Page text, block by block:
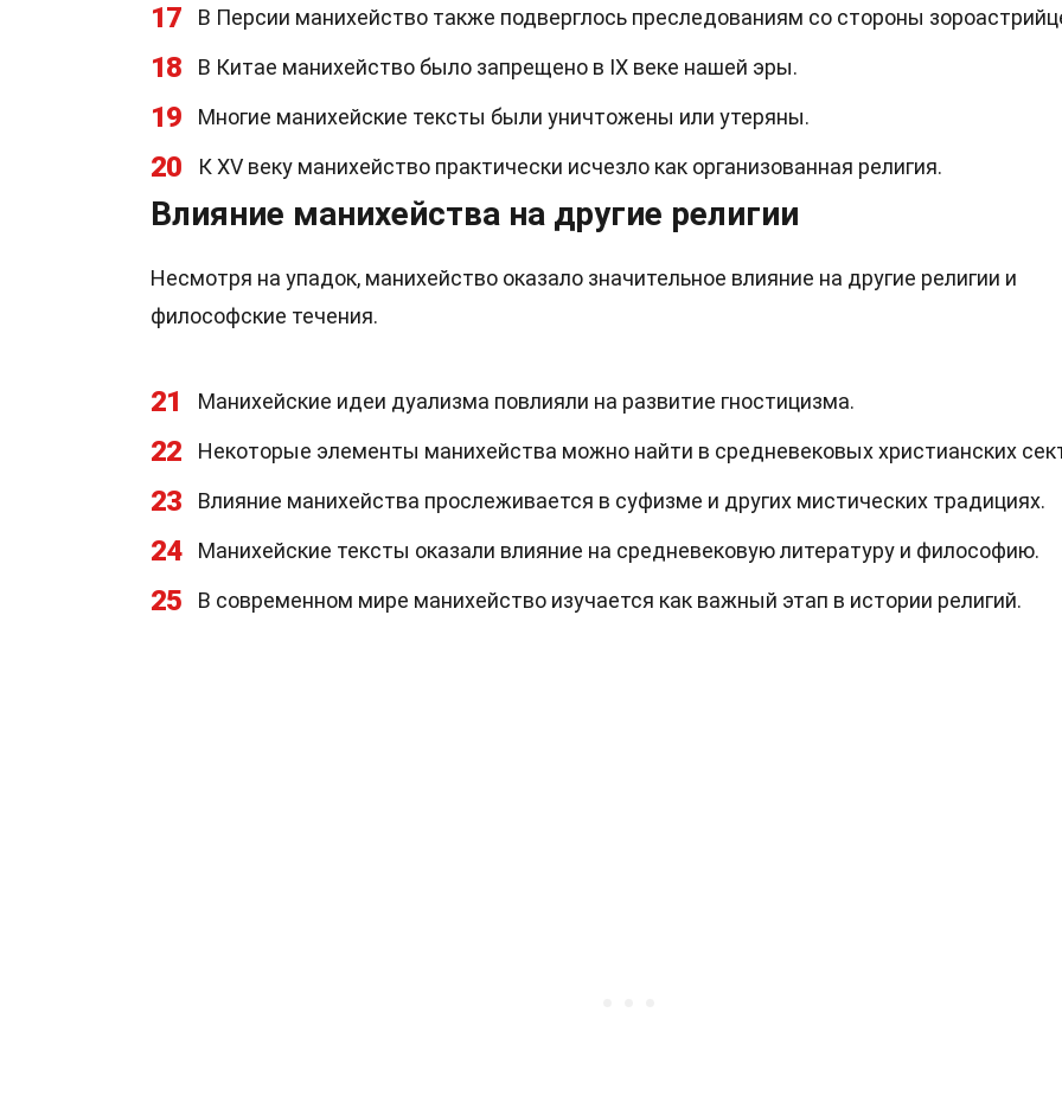
17 В Персии манихейство также подверглось преследованиям со стороны
18 В Китае манихейство было запрещено в IX веке нашей эры.
19 Многие манихейские тексты были уничтожены или утеряны.
20 К XV веку манихейство практически исчезло как организованная религия.
Влияние манихейства на другие религии
Несмотря на упадок, манихейство оказало значительное влияние на другие религии и
философские течения.
21 Манихейские идеи дуализма повлияли на развитие гностицизма.
22 Некоторые элементы манихейства можно найти в средневековых христианских
23 Влияние манихейства прослеживается в суфизме и других мистических традициях.
24 Манихейские тексты оказали влияние на средневековую литературу и философию.
25 В современном мире манихейство изучается как важный этап в истории религий.